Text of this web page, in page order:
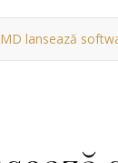
lansează